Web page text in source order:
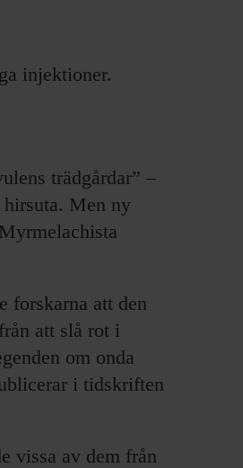
injektioner.
trädgårdar” –
hirsuta. Men ny
forskarna att den
att slå rot i
om onda
i tidskriften
vissa av dem från